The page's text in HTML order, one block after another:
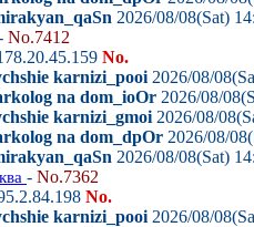
2026/08/08(Sat)
No.7412
No.
karnizi_pooi 2026/08/
na dom_ioOr 2026/08/
karnizi_gmoi 2026/08/
na dom_dpOr 2026/08/
2026/08/08(Sat)
- No.7362
No.
karnizi_pooi 2026/08/